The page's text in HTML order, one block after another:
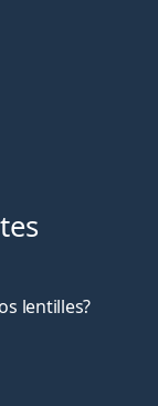
lentilles?